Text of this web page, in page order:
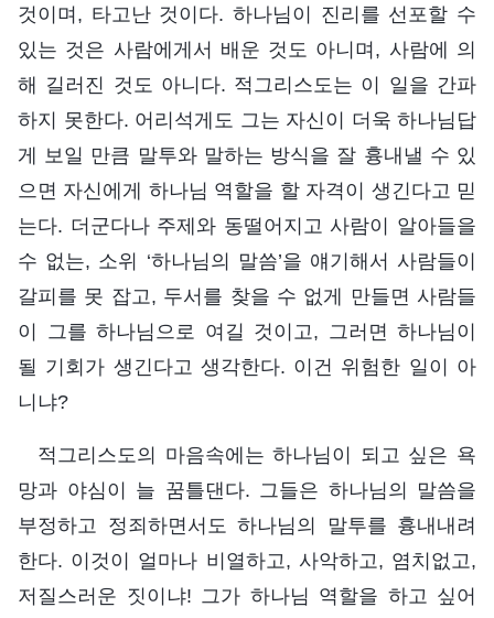
것이며, 타고난 것이다. 하나님이 진리를 선포할 수
있는 것은 사람에게서 배운 것도 아니며, 사람에 의
해 길러진 것도 아니다. 적그리스도는 이 일을 간파
하지 못한다. 어리석게도 그는 자신이 더욱 하나님답
게 보일 만큼 말투와 말하는 방식을 잘 흉내낼 수 있
으면 자신에게 하나님 역할을 할 자격이 생긴다고 믿
는다. 더군다나 주제와 동떨어지고 사람이 알아들을
수 없는, 소위 ‘하나님의 말씀’을 얘기해서 사람들이
갈피를 못 잡고, 두서를 찾을 수 없게 만들면 사람들
이 그를 하나님으로 여길 것이고, 그러면 하나님이
될 기회가 생긴다고 생각한다. 이건 위험한 일이 아
니냐?
적그리스도의 마음속에는 하나님이 되고 싶은 욕
망과 야심이 늘 꿈틀댄다. 그들은 하나님의 말씀을
부정하고 정죄하면서도 하나님의 말투를 흉내내려
한다. 이것이 얼마나 비열하고, 사악하고, 염치없고,
저질스러운 짓이냐! 그가 하나님 역할을 하고 싶어